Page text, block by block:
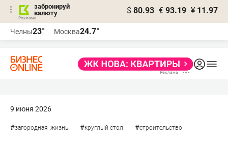
забронируй
валюту
$ 80.93 € 93.19 ¥ 11.97
Челны23° Москва24.7°
9 июня 2026
#загородная_жизнь #круглый стол #строительство